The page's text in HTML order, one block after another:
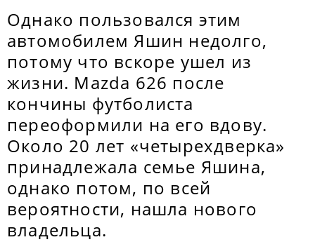
Однако пользовался этим
автомобилем Яшин недолго,
потому что вскоре ушел из
жизни. Mazda 626 после
кончины футболиста
переоформили на его вдову.
Около 20 лет «четырехдверка»
принадлежала семье Яшина,
однако потом, по всей
вероятности, нашла нового
владельца.